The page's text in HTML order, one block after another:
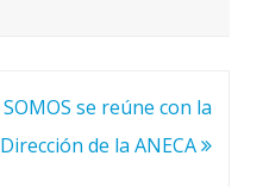
SOMOS se reúne con la
Dirección de la ANECA